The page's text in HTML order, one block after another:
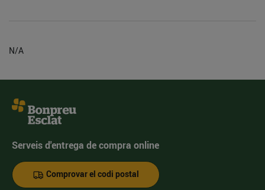
N/A
Serveis d'entrega de compra online
Comprovar el codi postal